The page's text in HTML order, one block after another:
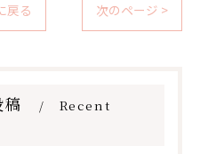
戻る 次のページ >
Recent